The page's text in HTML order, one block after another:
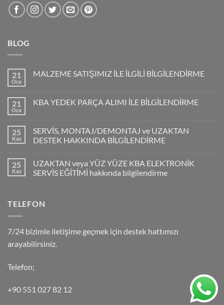
BLOG
21
Oca
MALZEME SATIŞIMIZ İLE İLGİLİ BİLGİLENDİRME
21
Oca
KBA YEDEK PARÇA ALIMI İLE BİLGİLENDİRME
25
Kas
SERVİS, MONTAJ/DEMONTAJ ve UZAKTAN
DESTEK HAKKINDA BİLGİLENDİRME
25
Kas
UZAKTAN veya YÜZ YÜZE KBA ELEKTRONİK
SERVİS EĞİTİMİ hakkında bilgilendirme
TELEFON
7/24 bizimle iletişime geçmek için destek hattımızı
arayabilirsiniz.
Telefon;
+90 551 027 82 12